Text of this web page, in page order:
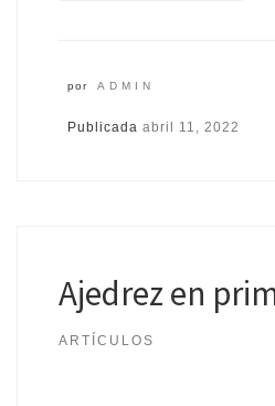
por ADMIN
Publicada abril 11, 2022
Ajedrez en
ARTÍCULOS